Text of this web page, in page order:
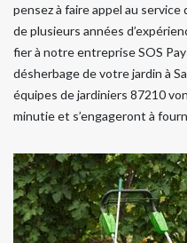
pensez à faire appel au
de plusieurs années
fier à notre entreprise SOS
désherbage de votre jardin à
équipes de jardiniers 87210
minutie et s’engageront à